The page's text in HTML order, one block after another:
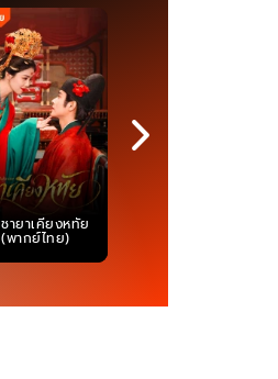
ชายาเคียงหทัย
(พากย์ไทย) 5